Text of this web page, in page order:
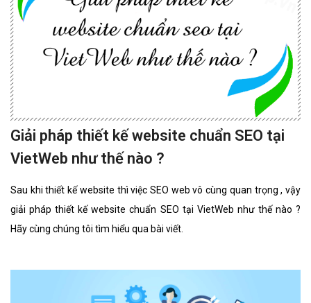
Giải pháp thiết kế website chuẩn SEO tại
VietWeb như thế nào ?
Sau khi thiết kế website thì việc SEO web vô cùng quan trọng , vậy
giải pháp thiết kế website chuẩn SEO tại VietWeb như thế nào ?
Hãy cùng chúng tôi tìm hiểu qua bài viết.